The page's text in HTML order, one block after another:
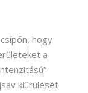
hogy
a
kiürülését